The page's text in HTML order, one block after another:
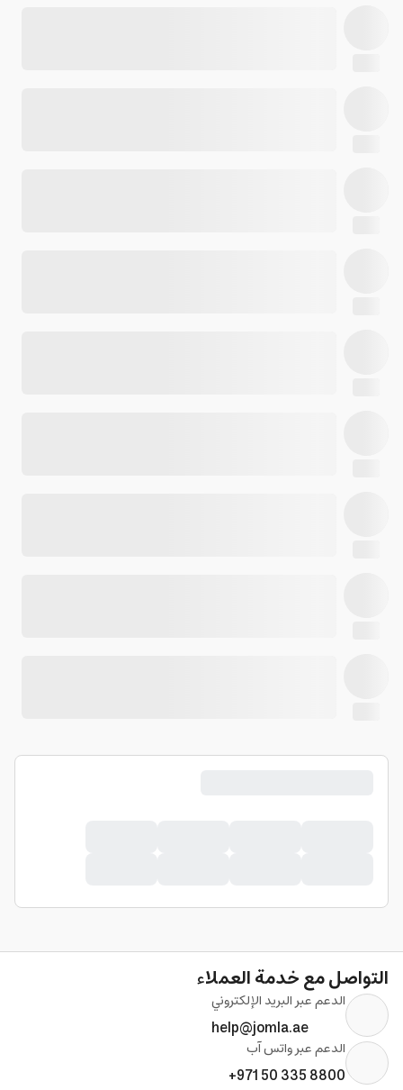
التواصل مع خدمة العملاء
الدعم عبر البريد الإلكتروني
help@jomla.ae
الدعم عبر واتس آب
+971 50 335 8800